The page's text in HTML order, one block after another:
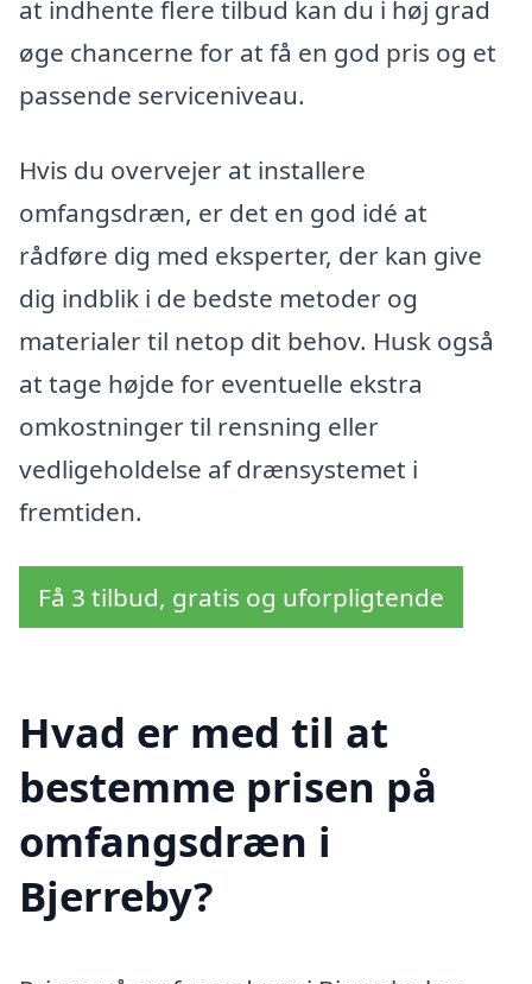
at indhente flere tilbud kan du i høj grad
øge chancerne for at få en god pris og et
passende serviceniveau.
Hvis du overvejer at installere
omfangsdræn, er det en god idé at
rådføre dig med eksperter, der kan give
dig indblik i de bedste metoder og
materialer til netop dit behov. Husk også
at tage højde for eventuelle ekstra
omkostninger til rensning eller
vedligeholdelse af drænsystemet i
fremtiden.
Få 3 tilbud, gratis og uforpligtende
Hvad er med til at
bestemme prisen på
omfangsdræn i
Bjerreby?